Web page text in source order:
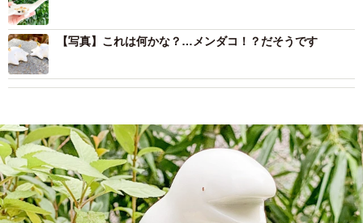
【写真】これは何かな？…メンダコ！？だそうです